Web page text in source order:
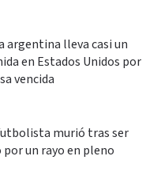
argentina lleva casi un
en Estados Unidos por
vencida
murió tras ser
por un rayo en pleno